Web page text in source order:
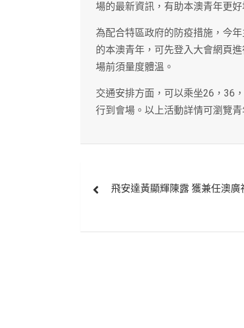
場的最新資訊，有助本澳青年更
為配合特區政府的防疫措施，今
的本澳青年，可先登入大會網頁
場前須量度體溫。
交通安排方面，可以乘坐26，36
行到會場。以上活動詳情可瀏覽
章
飛安達黃顯輝陳露 獲兼任澳廣